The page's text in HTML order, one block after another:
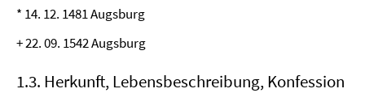
* 14. 12. 1481 Augsburg
+ 22. 09. 1542 Augsburg
1.3. Herkunft, Lebensbeschreibung, Konfession